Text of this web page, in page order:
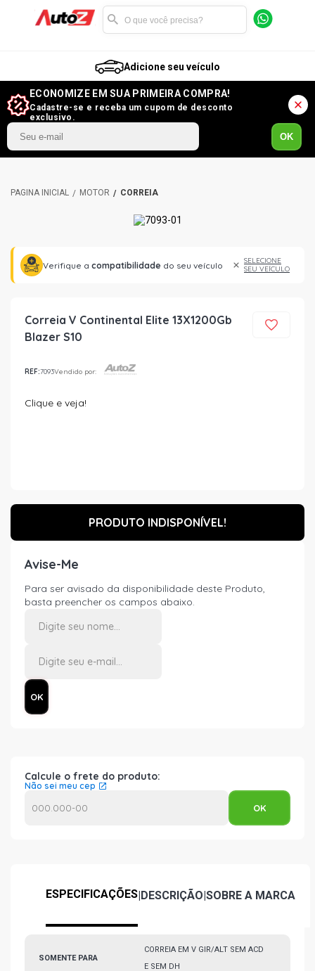
Adicione seu veículo
ECONOMIZE EM SUA PRIMEIRA COMPRA!
Cadastre-se e receba um cupom de desconto
exclusivo.
OK
MOTOR CORREIA
Verifique a compatibilidade do seu veículo
SELECIONE
SEU VEÍCULO
Correia V Continental Elite 13X1200Gb
Blazer S10
REF:7093Vendido por:
Clique e veja!
PRODUTO INDISPONÍVEL!
Avise-Me
Para ser avisado da disponibilidade deste Produto,
basta preencher os campos abaixo.
Calcule o frete do produto:
Não sei meu cep
ESPECIFICAÇÕES|DESCRIÇÃO|SOBRE A MARCA
SOMENTE PARA
CORREIA EM V GIR/ALT SEM ACD
E SEM DH